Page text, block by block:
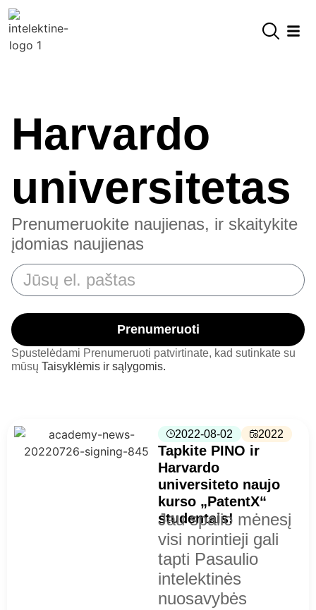
Harvardo
universitetas
Prenumeruokite naujienas, ir skaitykite
įdomias naujienas
Prenumeruoti
Spustelėdami Prenumeruoti patvirtinate, kad sutinkate su
mūsų Taisyklėmis ir sąlygomis.
2022-08-02 2022
Tapkite PINO ir
Harvardo
universiteto naujo
kurso „PatentX“
studentais!
Jau spalio mėnesį
visi norintieji gali
tapti Pasaulio
intelektinės
nuosavybės